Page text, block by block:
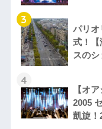
3
パリオ
式！【
スのシ
4
【オ
2005
凱旋！